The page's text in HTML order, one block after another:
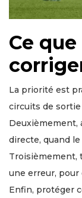
Ce
La priorité est
circuits de sortie
Deuxièmement,
directe, quand
Troisièmement,
une erreur, pour
Enfin, protéger